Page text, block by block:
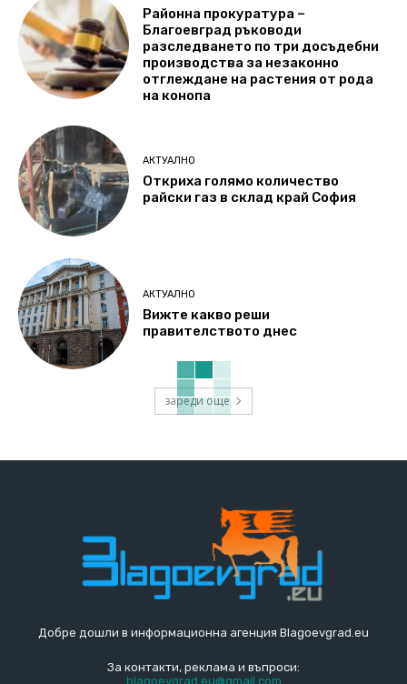
Районна прокуратура –
Благоевград ръководи
разследването по три досъдебни
производства за незаконно
отглеждане на растения от рода
на конопа
АКТУАЛНО
Откриха голямо количество
райски газ в склад край София
АКТУАЛНО
Вижте какво реши
правителството днес
зареди още
Добре дошли в информационна агенция Blagoevgrad.eu
За контакти, реклама и въпроси:
blagoevgrad.eu@gmail.com